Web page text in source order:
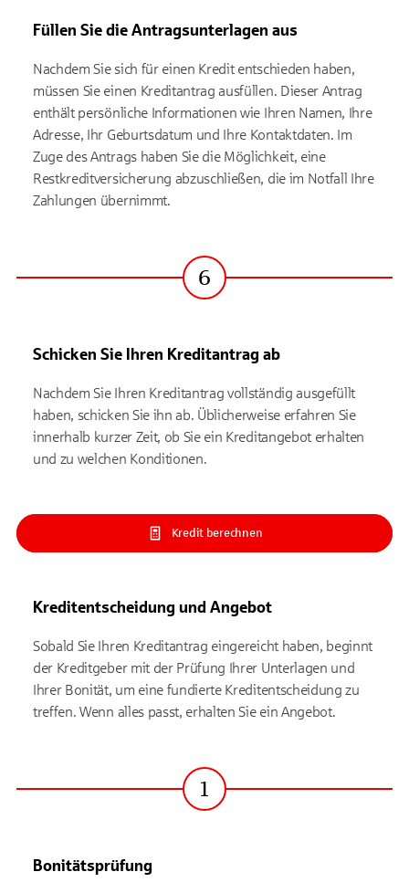
Füllen Sie die Antragsunterlagen aus
Nachdem Sie sich für einen Kredit entschieden haben,
müssen Sie einen Kreditantrag ausfüllen. Dieser Antrag
enthält persönliche Informationen wie Ihren Namen, Ihre
Adresse, Ihr Geburtsdatum und Ihre Kontaktdaten. Im
Zuge des Antrags haben Sie die Möglichkeit, eine
Restkreditversicherung abzuschließen, die im Notfall Ihre
Zahlungen übernimmt.
Schritt
6
Schicken Sie Ihren Kreditantrag ab
Nachdem Sie Ihren Kreditantrag vollständig ausgefüllt
haben, schicken Sie ihn ab. Üblicherweise erfahren Sie
innerhalb kurzer Zeit, ob Sie ein Kreditangebot erhalten
und zu welchen Konditionen.
Kredit berechnen
Kreditentscheidung und Angebot
Sobald Sie Ihren Kreditantrag eingereicht haben, beginnt
der Kreditgeber mit der Prüfung Ihrer Unterlagen und
Ihrer Bonität, um eine fundierte Kreditentscheidung zu
treffen. Wenn alles passt, erhalten Sie ein Angebot.
Schritt
1
Bonitätsprüfung